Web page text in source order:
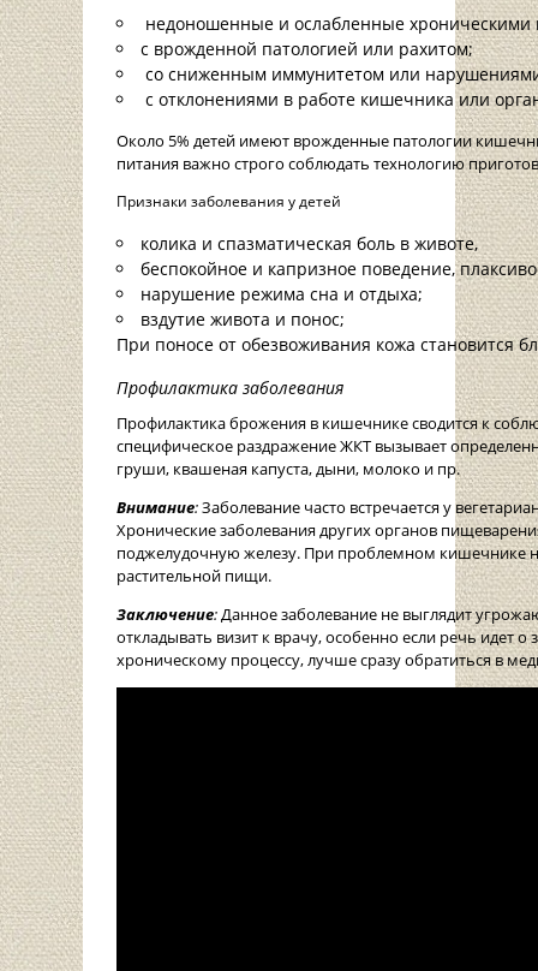
недоношенные и ослабленные хроническими
с врожденной патологией или рахитом;
со сниженным иммунитетом или
с отклонениями в работе кишечника или
Около 5% детей имеют врожденные патологии
питания важно строго соблюдать технологию
Признаки заболевания у детей
колика и спазматическая боль в животе,
беспокойное и капризное поведение,
нарушение режима сна и отдыха;
вздутие живота и понос;
При поносе от обезвоживания кожа становится
Профилактика заболевания
Профилактика брожения в кишечнике сводится к
специфическое раздражение ЖКТ вызывает
груши, квашеная капуста, дыни, молоко и пр.
Внимание:Заболевание часто встречается у
Хронические заболевания других органов
поджелудочную железу. При проблемном кишечнике
растительной пищи.
Заключение:Данное заболевание не выглядит
откладывать визит к врачу, особенно если речь идет
хроническому процессу, лучше сразу обратиться в